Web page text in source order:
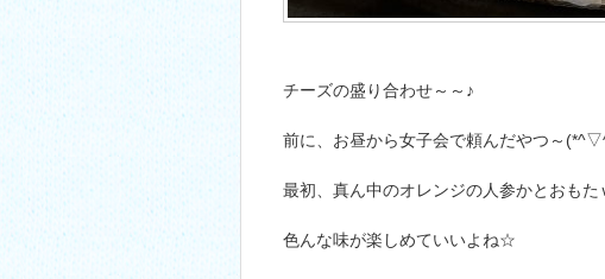
チーズの盛り合わせ～～♪
前に、お昼から女子会で頼んだやつ～
最初、真ん中のオレンジの人参かとおもた
色んな味が楽しめていいよね☆